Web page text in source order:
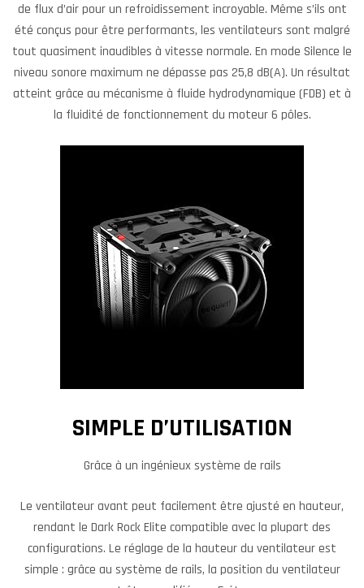
de flux d’air pour un refroidissement incroyable. Même s’ils ont
été conçus pour être performants, les ventilateurs sont malgré
tout quasiment inaudibles à vitesse normale. En mode Silence le
niveau sonore maximum ne dépasse pas 25,8 dB(A). Un résultat
atteint grâce au mécanisme à fluide hydrodynamique (FDB) et à
la fluidité de fonctionnement du moteur 6 pôles.
SIMPLE D’UTILISATION
Grâce à un ingénieux système de rails
Le ventilateur avant peut facilement être ajusté en hauteur,
rendant le Dark Rock Elite compatible avec la plupart des
configurations. Le réglage de la hauteur du ventilateur est
simple : grâce au système de rails, la position du ventilateur